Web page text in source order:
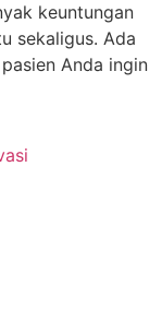
keuntungan
sekaligus. Ada
Anda ingin